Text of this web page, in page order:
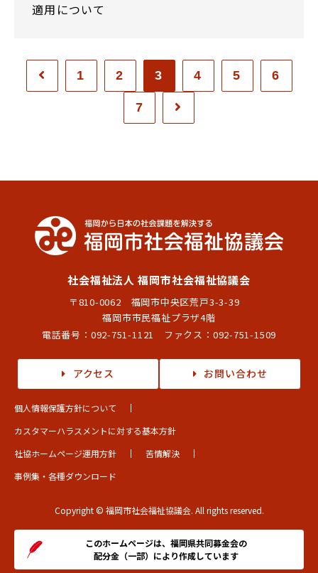
適用について
1 2 3 4 5 6
7
社会福祉法人 福岡市社会福祉協議会
〒810-0062 福岡市中央区荒戸3-3-39
福岡市市民福祉プラザ4階
電話番号： 092-751-1121 ファクス：092-751-1509
アクセス お問い合わせ
個人情報保護方針について
カスタマーハラスメントに対する基本方針
社協ホームページ運用方針
苦情解決
事例集・各種ダウンロード
Copyright © 福岡市社会福祉協議会. All rights reserved.
このホームページは、福岡県共同募金会の
配分金（一部）により作成しています